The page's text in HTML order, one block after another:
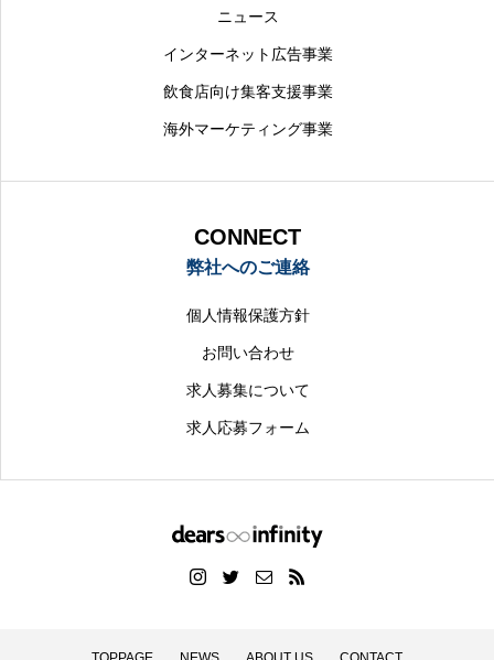
ニュース
インターネット広告事業
飲食店向け集客支援事業
海外マーケティング事業
CONNECT
弊社へのご連絡
個人情報保護方針
お問い合わせ
求人募集について
求人応募フォーム